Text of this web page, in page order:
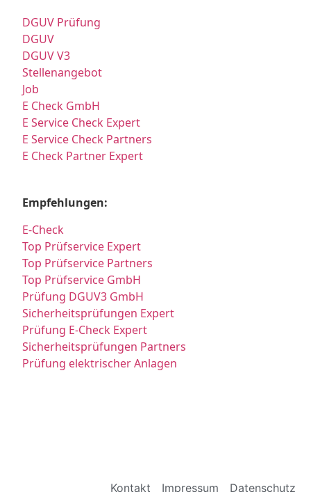
DGUV Prüfung
DGUV
DGUV V3
Stellenangebot
Job
E Check GmbH
E Service Check Expert
E Service Check Partners
E Check Partner Expert
Empfehlungen:
E-Check
Top Prüfservice Expert
Top Prüfservice Partners
Top Prüfservice GmbH
Prüfung DGUV3 GmbH
Sicherheitsprüfungen Expert
Prüfung E-Check Expert
Sicherheitsprüfungen Partners
Prüfung elektrischer Anlagen
Kontakt Impressum Datenschutz